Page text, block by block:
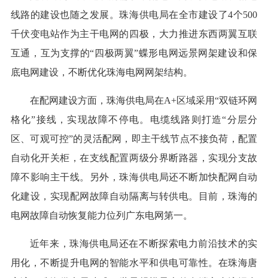
线路的建设也随之发展。珠海供电局在全市建设了4个500
千伏变电站作为主干电网的四极，大力推进东西两翼互联
互通，互为支撑的“四极两翼”蝶形电网远景网架建设和保
底电网建设，不断优化珠海电网网架结构。
在配网建设方面，珠海供电局在A+区域采用“双链环网
格化”接线，实现故障不停电。电缆线路则打造“分层分
区、可观可控”的灵活配网，即主干线节点不接负荷，配置
自动化开关柜，在支线配置两级分界断路器，实现分支故
障不影响主干线。另外，珠海供电局还不断加快配网自动
化建设，实现配网故障自动隔离与转供电。目前，珠海的
电网故障自动恢复能力位列广东电网第一。
近年来，珠海供电局还在不断探索电力前沿技术的实
用化，不断提升电网的智能水平和供电可靠性。在珠海唐